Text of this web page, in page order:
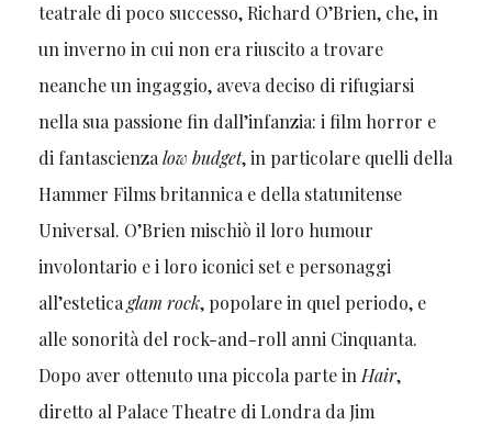
teatrale di poco successo, Richard O’Brien, che, in
un inverno in cui non era riuscito a trovare
neanche un ingaggio, aveva deciso di rifugiarsi
nella sua passione fin dall’infanzia: i film horror e
di fantascienzalow budget, in particolare quelli della
Hammer Films britannica e della statunitense
Universal. O’Brien mischiò il loro humour
involontario e i loro iconici set e personaggi
all’esteticaglam rock, popolare in quel periodo, e
alle sonorità del rock-and-roll anni Cinquanta.
Dopo aver ottenuto una piccola parte inHair,
diretto al Palace Theatre di Londra da Jim